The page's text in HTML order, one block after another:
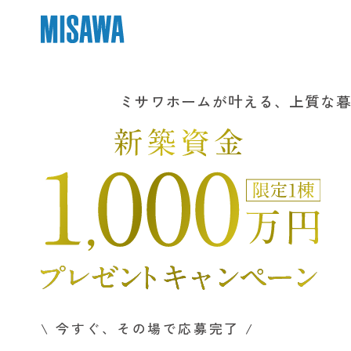
ミサワホームが叶える、上質な
\ 今すぐ、その場で応募完了 /